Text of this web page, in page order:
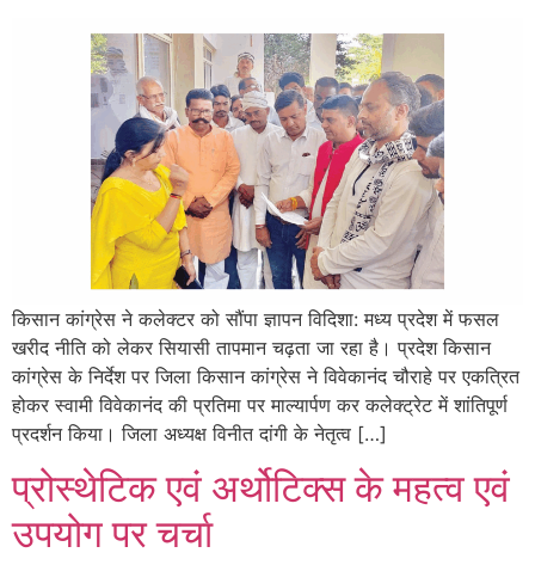
किसान कांग्रेस ने कलेक्टर को सौंपा ज्ञापन विदिशा: मध्य प्रदेश में फसल
खरीद नीति को लेकर सियासी तापमान चढ़ता जा रहा है। प्रदेश किसान
कांग्रेस के निर्देश पर जिला किसान कांग्रेस ने विवेकानंद चौराहे पर एकत्रित
होकर स्वामी विवेकानंद की प्रतिमा पर माल्यार्पण कर कलेक्ट्रेट में शांतिपूर्ण
प्रदर्शन किया। जिला अध्यक्ष विनीत दांगी के नेतृत्व […]
प्रोस्थेटिक एवं अर्थोटिक्स के महत्व एवं
उपयोग पर चर्चा